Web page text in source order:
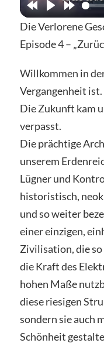
Die Verlorene
Episode 4 –
Willkommen in
Vergangenheit ist.
Die Zukunft kam
verpasst.
Die prächtige
unserem
Lügner und
historistisch,
und so weiter
einer einzigen,
Zivilisation, die
die Kraft des
hohen Maße
diese riesigen
sondern sie auch
Schönheit